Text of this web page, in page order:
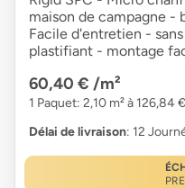
maison de campagne -
Facile d'entretien -
plastifiant - montage
60,40 € /m²
1 Paquet: 2,10 m² à 126,84 €
Délai de livraison: 12